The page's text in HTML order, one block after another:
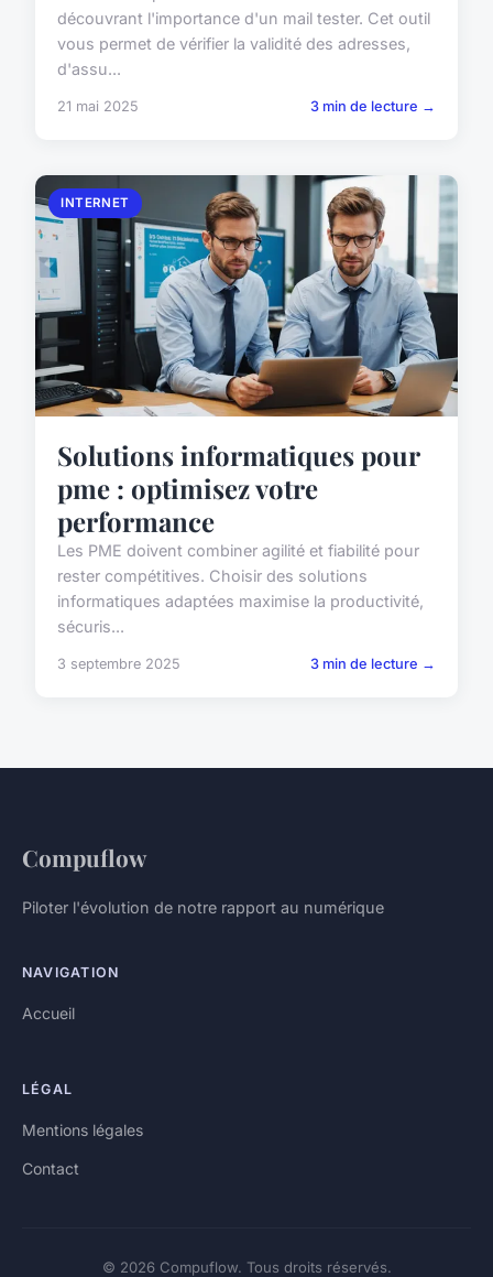
découvrant l'importance d'un mail tester. Cet outil
vous permet de vérifier la validité des adresses,
d'assu...
21 mai 2025 3 min de lecture →
INTERNET
Solutions informatiques pour
pme : optimisez votre
performance
Les PME doivent combiner agilité et fiabilité pour
rester compétitives. Choisir des solutions
informatiques adaptées maximise la productivité,
sécuris...
3 septembre 2025 3 min de lecture →
Compuflow
Piloter l'évolution de notre rapport au numérique
NAVIGATION
Accueil
LÉGAL
Mentions légales
Contact
© 2026 Compuflow. Tous droits réservés.